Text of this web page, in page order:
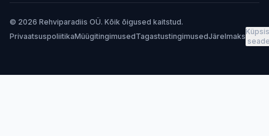
© 2026 Rehviparadiis OÜ. Kõik õigused kaitstud.
PrivaatsuspoliitikaMüügitingimusedTagastustingimusedJärelmaks